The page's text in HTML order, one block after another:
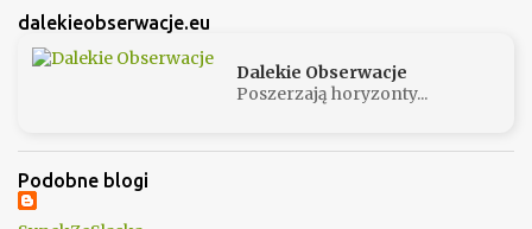
dalekieobserwacje.eu
Dalekie Obserwacje
Poszerzają horyzonty...
Podobne blogi